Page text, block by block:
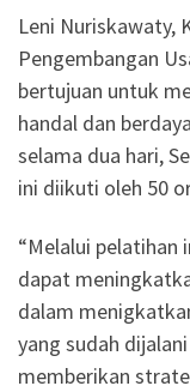
Leni Nuriskawaty,
Pengembangan
bertujuan untuk
handal dan
selama dua hari,
ini diikuti oleh 50
“Melalui pelatihan
dapat
dalam
yang sudah
memberikan